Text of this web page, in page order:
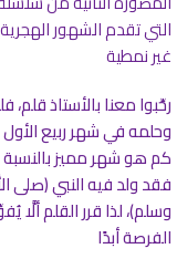
التي تقدم الشهور
غير نمطية
رحِّبوا معنا بالأستاذ قلم،
وحلمه في شهر ربيع الأول
كم هو شهر مميز بالنسبة
فقد ولد فيه النبي (صلى
وسلم)، لذا قرر القلم ألَّا
الفرصة أبدًا